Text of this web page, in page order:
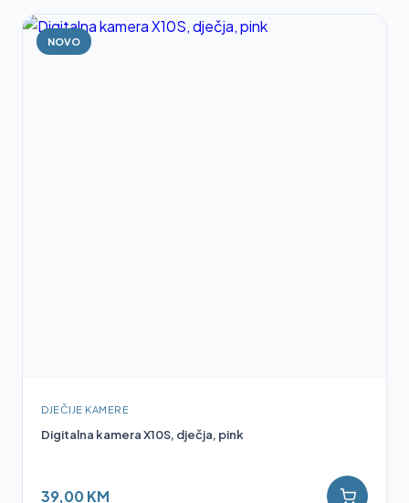
NOVO
DJEČIJE KAMERE
Digitalna kamera X10S, dječja, pink
39,00 KM